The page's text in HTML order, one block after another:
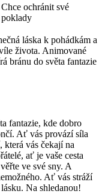
Chce ochránit své
poklady
láska​ k pohádkám a
života. Animované
bránu do světa fantazie
fantazie, kde dobro
Ať vás‍ provází síla
⁢která vás čekají‍ na
⁢ať je vaše cesta
ve své ⁤sny. A
Ať vás stráží
Na ⁣shledanou!